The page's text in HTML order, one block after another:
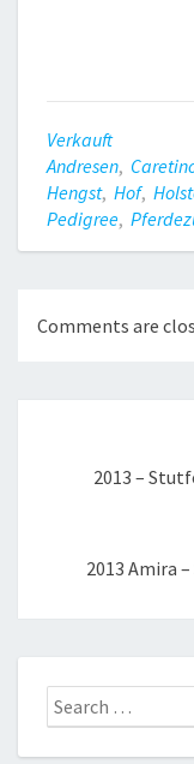
Verkauft
Andresen,
Hengst, Hof,
Pedigree,
Comments are
2013 –
2013 Amira
Search
for: